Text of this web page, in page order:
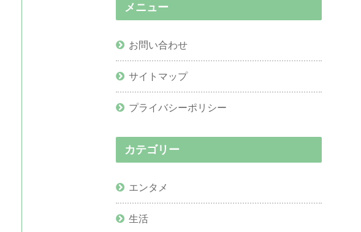
メニュー
お問い合わせ
サイトマップ
プライバシーポリシー
カテゴリー
エンタメ
生活